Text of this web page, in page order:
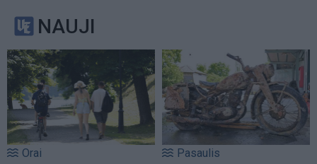
NAUJI
Orai Pasaulis